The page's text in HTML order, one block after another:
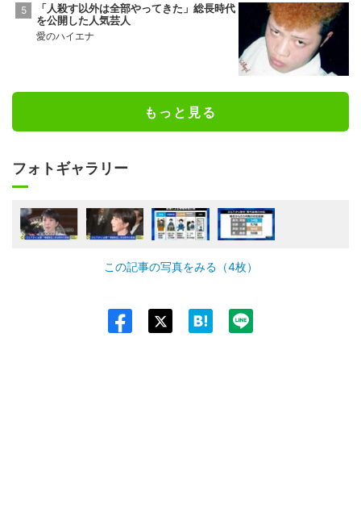
「人殺す以外は全部やってきた」総長時代
を公開した人気芸人
愛のハイエナ
もっと見る
フォトギャラリー
この記事の写真をみる（4枚）